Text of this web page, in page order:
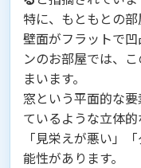
特に、もともとの部
壁面がフラットで
ンのお部屋では、
まいます。
窓という平面的な
ているような立体的
「見栄えが悪い」
能性があります。